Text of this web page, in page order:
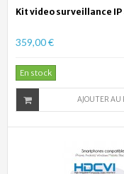
Kit video surveillance IP
359,00 €
En stock
AJOUTER AU